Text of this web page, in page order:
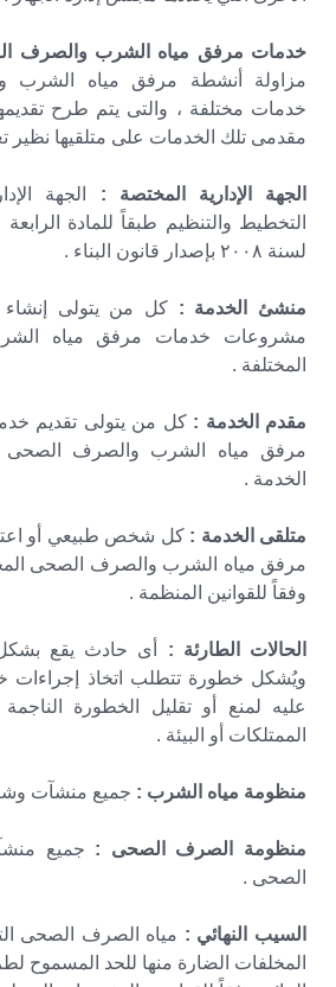
خدمات مرفق مياه الشرب والصرف
مزاولة أنشطة مرفق مياه
خدمات مختلفة ، والتى يتم طرح
مقدمى تلك الخدمات على متلقيها نظير
الجهة الإدارية المختصة : الجهة
لسنة ٢٠٠٨ بإصدار قانون البناء .
منشئ الخدمة : كل من يتولى
مشروعات خدمات مرفق مياه
المختلفة .
مقدم الخدمة : كل من يتولى تقديم
مرفق مياه الشرب والصرف الصحى
الخدمة .
متلقى الخدمة : كل شخص طبيعي أو
مرفق مياه الشرب والصرف الصحى
وفقاً للقوانين المنظمة .
الحالات الطارئة : أى حادث يقع
ويُشكل خطورة تتطلب اتخاذ إجراءات
عليه لمنع أو تقليل الخطورة
الممتلكات أو البيئة .
منظومة مياه الشرب : جميع منشآت
منظومة الصرف الصحى : جميع
الصحى .
السيب النهائي : مياه الصرف الصحى
المخلفات الضارة منها للحد المسموح